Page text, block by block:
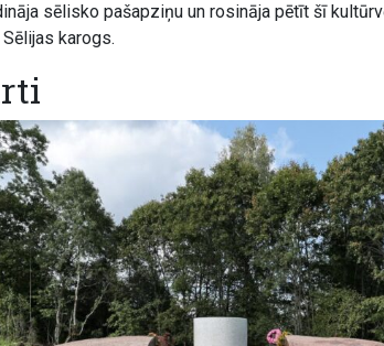
sēlisko pašapziņu un rosināja pētīt šī
karogs.